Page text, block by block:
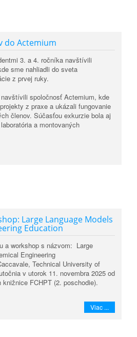
do Actemium
3. a 4. ročníka navštívili
sme nahliadli do sveta
z prvej ruky.
spoločnosť Actemium, kde
z praxe a ukázali fungovanie
členov. Súčasťou exkurzie bola aj
a montovaných
Large Language Models
Education
a workshop s názvom: Large
Engineering
Technical University of
v utorok 11. novembra 2025 od
FCHPT (2. poschodie).
Viac ...